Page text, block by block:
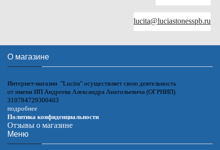
lucita@luciastonesspb.ru
О магазине
Интернет-магазин "Lucita" осуществляет свою деятельность
от имени ИП Андреева Александра Анатольевича (ОГРНИП)
310784729300403
подробнее
Политика конфиденциальности
Отзывы о магазине
Меню